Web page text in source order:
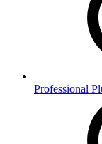
Professional